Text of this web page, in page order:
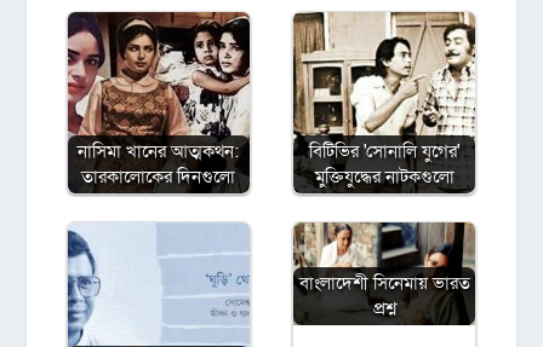
নাসিমা খানের আত্মকথন:
তারকালোকের দিনগুলো
বিটিভির ‌'সোনালি যুগের'
মুক্তিযুদ্ধের নাটকগুলো
বাংলাদেশী সিনেমায় ভারত
প্রশ্ন